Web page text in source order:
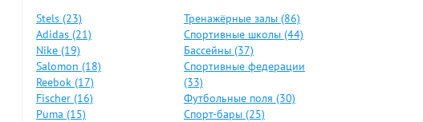
Stels (23)
Adidas (21)
Nike (19)
Salomon (18)
Reebok (17)
Fischer (16)
Puma (15)
Тренажёрные залы (86)
Спортивные школы (44)
Бассейны (37)
Спортивные федерации
(33)
Футбольные поля (30)
Спорт-бары (25)